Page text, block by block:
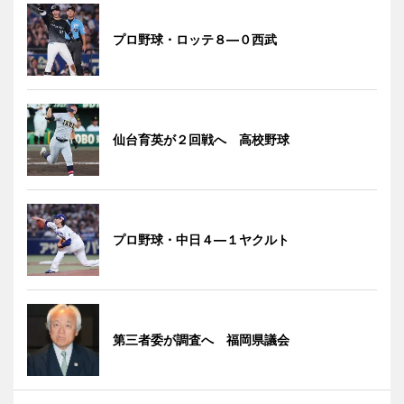
プロ野球・ロッテ８―０西武
仙台育英が２回戦へ 高校野球
プロ野球・中日４―１ヤクルト
第三者委が調査へ 福岡県議会